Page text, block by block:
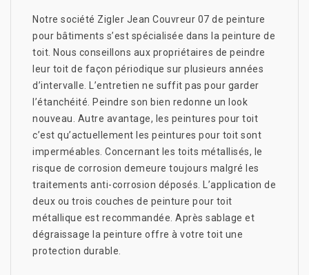
Notre société Zigler Jean Couvreur 07 de peinture
pour bâtiments s’est spécialisée dans la peinture de
toit. Nous conseillons aux propriétaires de peindre
leur toit de façon périodique sur plusieurs années
d’intervalle. L’entretien ne suffit pas pour garder
l’étanchéité. Peindre son bien redonne un look
nouveau. Autre avantage, les peintures pour toit
c’est qu’actuellement les peintures pour toit sont
imperméables. Concernant les toits métallisés, le
risque de corrosion demeure toujours malgré les
traitements anti-corrosion déposés. L’application de
deux ou trois couches de peinture pour toit
métallique est recommandée. Après sablage et
dégraissage la peinture offre à votre toit une
protection durable.